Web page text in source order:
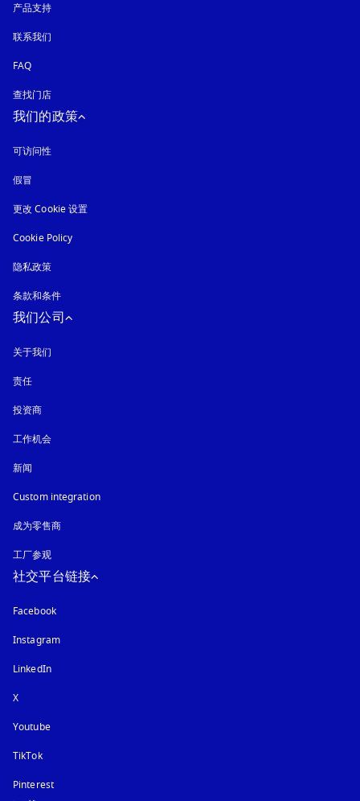
产品支持
联系我们
FAQ
查找门店
我们的政策
可访问性
假冒
更改 Cookie 设置
Cookie Policy
隐私政策
条款和条件
我们公司
关于我们
责任
投资商
工作机会
新闻
Custom integration
成为零售商
工厂参观
社交平台链接
Facebook
Instagram在新选项卡中打开
LinkedIn
X
Youtube在新选项卡中打开
TikTok
Pinterest